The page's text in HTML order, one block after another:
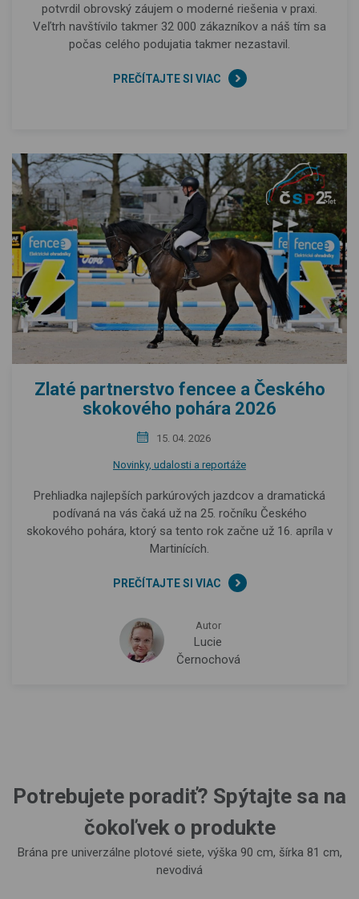
potvrdil obrovský záujem o moderné riešenia v praxi.
Veľtrh navštívilo takmer 32 000 zákazníkov a náš tím sa
počas celého podujatia takmer nezastavil.
PREČÍTAJTE SI VIAC
Zlaté partnerstvo fencee a Českého
skokového pohára 2026
15. 04. 2026
Novinky, udalosti a reportáže
Prehliadka najlepších parkúrových jazdcov a dramatická
podívaná na vás čaká už na 25. ročníku Českého
skokového pohára, ktorý sa tento rok začne už 16. apríla v
Martinících.
PREČÍTAJTE SI VIAC
Autor
Lucie
Černochová
Potrebujete poradiť? Spýtajte sa na
čokoľvek o produkte
Brána pre univerzálne plotové siete, výška 90 cm, šírka 81 cm,
nevodivá